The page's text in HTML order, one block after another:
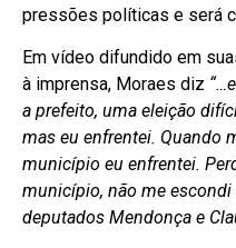
pressões políticas e será
Em vídeo difundido em
à imprensa, Moraes diz
a prefeito, uma eleição
mas eu enfrentei. Quando
município eu enfrentei.
município, não me
deputados Mendonça e